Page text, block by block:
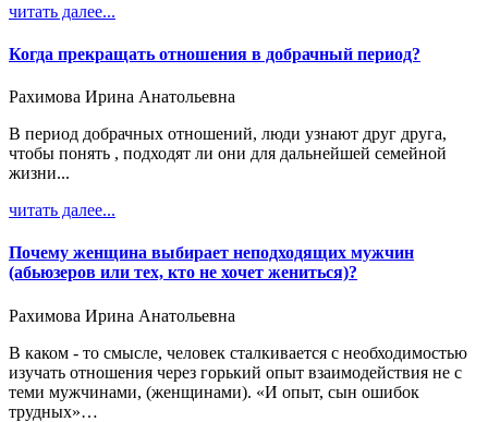
читать далее...
Когда прекращать отношения в добрачный период?
Рахимова Ирина Анатольевна
В период добрачных отношений, люди узнают друг друга,
чтобы понять , подходят ли они для дальнейшей семейной
жизни...
читать далее...
Почему женщина выбирает неподходящих мужчин
(абьюзеров или тех, кто не хочет жениться)?
Рахимова Ирина Анатольевна
В каком - то смысле, человек сталкивается с необходимостью
изучать отношения через горький опыт взаимодействия не с
теми мужчинами, (женщинами). «И опыт, сын ошибок
трудных»…